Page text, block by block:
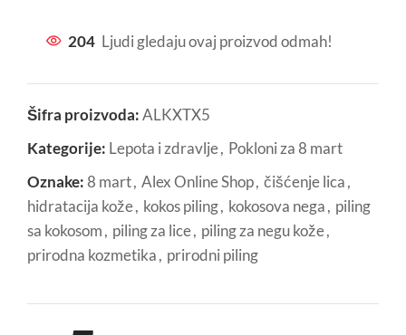
204 Ljudi gledaju ovaj proizvod odmah!
Šifra proizvoda:ALKXTX5
Kategorije: Lepota i zdravlje, Pokloni za 8 mart
Oznake:8 mart, Alex Online Shop, čišćenje lica,
hidratacija kože, kokos piling, kokosova nega, piling
sa kokosom, piling za lice, piling za negu kože,
prirodna kozmetika, prirodni piling